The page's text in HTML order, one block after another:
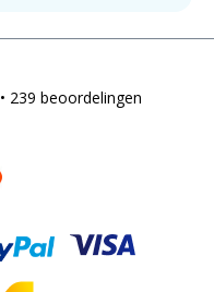
• 239 beoordelingen